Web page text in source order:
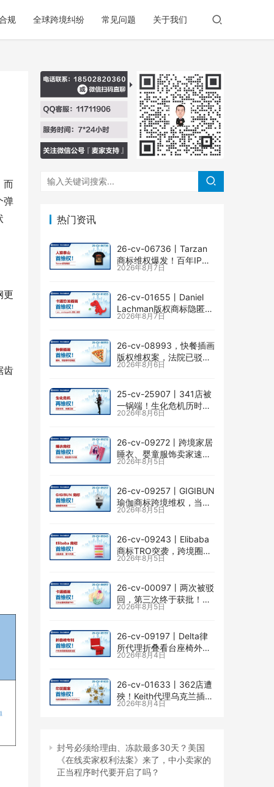
规 全球跨境纠纷 常见问题 关于我们
而
弹
更
齿
热门资讯
26-cv-06736㇑Tarzan
商标维权爆发！百年IP下
场TRO横扫多个类目
2026年8月7日
26-cv-01655㇑Daniel
Lachman版权商标隐匿维
权，I am… unstoppable
2026年8月7日
26-cv-08993，快餐插画
版权维权案，法院已驳回
批量合并，剩余商家不要
2026年8月6日
25-cv-25907㇑341店被
一锅端！生化危机历时半
年TRO传票已发，8月24
2026年8月6日
26-cv-09272㇑跨境家居
睡衣、婴童服饰卖家速自
查CENLYE商标滥用情况
2026年8月5日
26-cv-09257㇑GIGIBUN
瑜伽商标跨境维权，当心
TRO冻结风险
2026年8月5日
26-cv-09243㇑Elibaba
商标TRO突袭，跨境圈内
卷持续升级
2026年8月5日
26-cv-00097㇑两次被驳
回，第三次终于获批！几
乎被遗忘的Senay
全面来袭
2026年8月5日
26-cv-09197㇑Delta律
所代理折叠看台座椅外观
专利维权，11个亚马逊卖
2026年8月4日
26-cv-01633㇑362店遭
殃！Keith代理乌克兰插画
师Elvira Safiullina四款版
2026年8月4日
封号必须给理由、冻款最多30天？美国
《在线卖家权利法案》来了，中小卖家的
正当程序时代要开启了吗？